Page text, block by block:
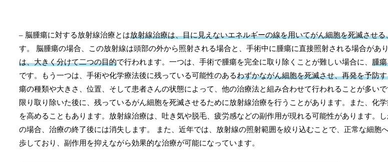
– 脳腫瘍に対する放射線治療とは放射線治療は、目に見えないエネルギーの線を用いてがん細胞を死滅させ
す。 脳腫瘍の場合、この放射線は頭部の外から照射される場合と、手術中に腫瘍に直接照射される場合があり
は、大きく分けて二つの目的で行われます。一つは、手術で腫瘍を完全に取り除くことが難しい場合に、 腫
です。もう一つは、手術や化学療法後に残っている可能性のあるわずかながん細胞を死滅させ、再発を予防
瘍の種類や大きさ、位置、そして患者さんの状態によって、他の治療法と組み合わせて行われることが多い
限り取り除いた後に、残っているがん細胞を死滅させるために放射線治療を行うことがあります。また、化
を高めることもあります。放射線治療は、吐き気や脱毛、疲労感などの副作用が現れる可能性があります。
の場合、治療の終了後には消失します。 また、近年では、放射線の照射範囲を絞り込むことで、正常な細胞
歩しており、副作用を抑えながら効果的な治療が可能になっています。